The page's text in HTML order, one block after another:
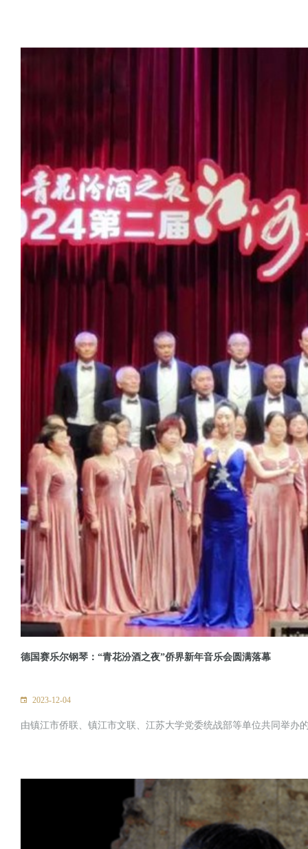
德国赛乐尔钢琴：“青花汾酒之夜”侨界新年音乐会圆满落幕
2023-12-04
由镇江市侨联、镇江市文联、江苏大学党委统战部等单位共同举办